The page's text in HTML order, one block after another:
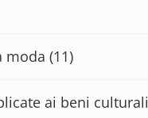
moda (11)
ai beni culturali